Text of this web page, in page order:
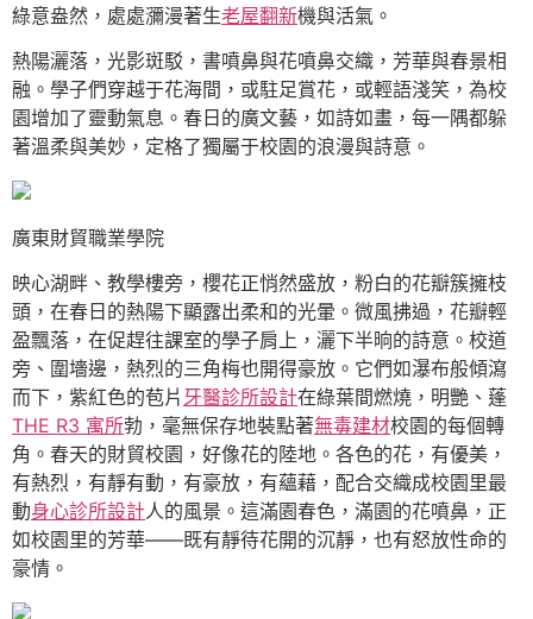
綠意盎然，處處瀰漫著生老屋翻新機與活氣。
熱陽灑落，光影斑駁，書噴鼻與花噴鼻交織，芳華與春景相
融。學子們穿越于花海間，或駐足賞花，或輕語淺笑，為校
園增加了靈動氣息。春日的廣文藝，如詩如畫，每一隅都躲
著溫柔與美妙，定格了獨屬于校園的浪漫與詩意。
廣東財貿職業學院
映心湖畔、教學樓旁，櫻花正悄然盛放，粉白的花瓣簇擁枝
頭，在春日的熱陽下顯露出柔和的光暈。微風拂過，花瓣輕
盈飄落，在促趕往課室的學子肩上，灑下半晌的詩意。校道
旁、圍墻邊，熱烈的三角梅也開得豪放。它們如瀑布般傾瀉
而下，紫紅色的苞片 牙醫診所設計在綠葉間燃燒，明艷、蓬
THE R3 寓所勃，毫無保存地裝點著無毒建材校園的每個轉
角。春天的財貿校園，好像花的陸地。各色的花，有優美，
有熱烈，有靜有動，有豪放，有蘊藉，配合交織成校園里最
動身心診所設計人的風景。這滿園春色，滿園的花噴鼻，正
如校園里的芳華——既有靜待花開的沉靜，也有怒放性命的
豪情。